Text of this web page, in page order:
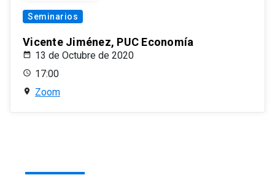
Seminarios
Vicente Jiménez, PUC Economía
13 de Octubre de 2020
17:00
Zoom